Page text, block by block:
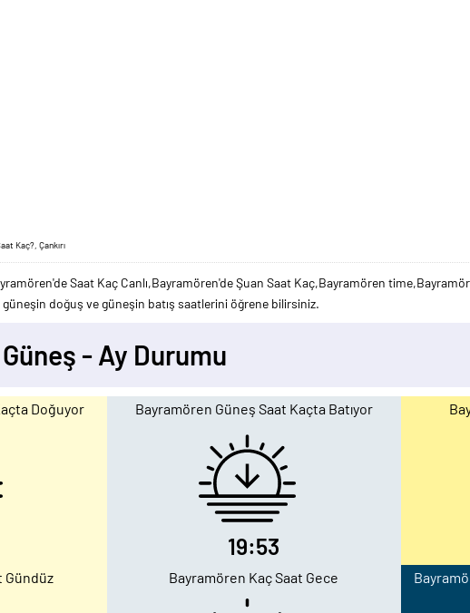
Kaç?, Çankırı
Saat Kaç Canlı,Bayramören'de Şuan Saat Kaç,Bayramören
doğuş ve güneşin batış saatlerini öğrene bilirsiniz.
- Ay Durumu
Doğuyor Bayramören Güneş Saat Kaçta Batıyor
19:53
Gündüz Bayramören Kaç Saat Gece